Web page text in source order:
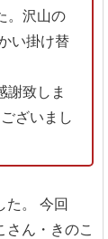
。沢山の
い掛け替
謝致しま
ざいまし
。
今回
さん・きのこ